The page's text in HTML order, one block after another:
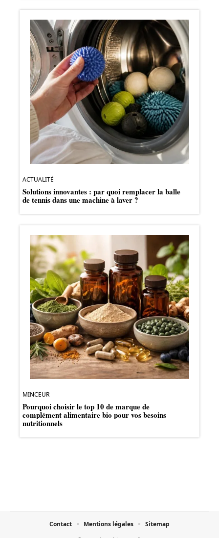
ACTUALITÉ
Solutions innovantes : par quoi remplacer la balle
de tennis dans une machine à laver ?
MINCEUR
Pourquoi choisir le top 10 de marque de
complément alimentaire bio pour vos besoins
nutritionnels
Contact Mentions légales Sitemap